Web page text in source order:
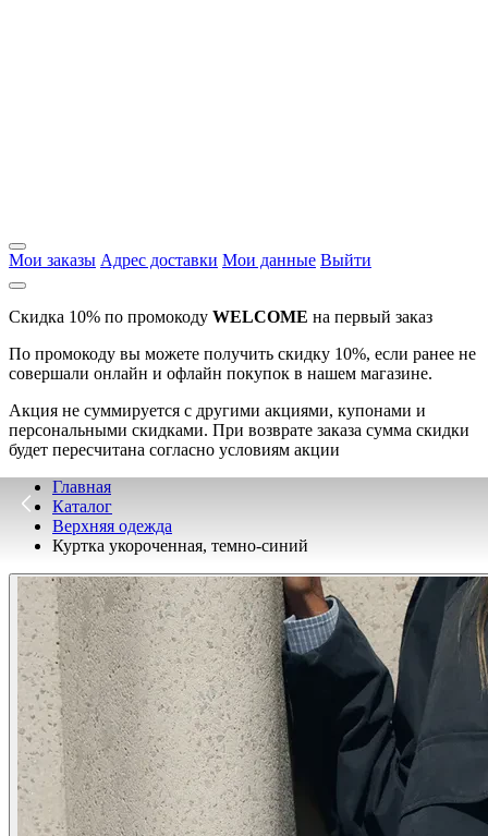
Мои заказы Адрес доставки Мои данные Выйти
Скидка 10% по промокоду WELCOME на первый заказ
По промокоду вы можете получить скидку 10%, если ранее не
совершали онлайн и офлайн покупок в нашем магазине.
Акция не суммируется с другими акциями, купонами и
персональными скидками. При возврате заказа сумма скидки
будет пересчитана согласно условиям акции
Главная
Каталог
Верхняя одежда
Куртка укороченная, темно-синий